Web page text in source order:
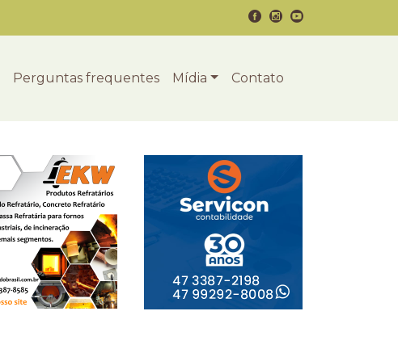
Perguntas frequentes Mídia Contato